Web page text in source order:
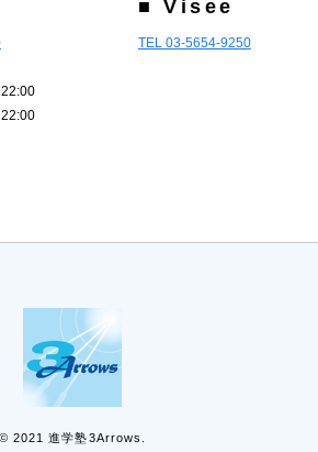
■ Visee
TEL 03-5654-9250
© 2021 進学塾3Arrows.